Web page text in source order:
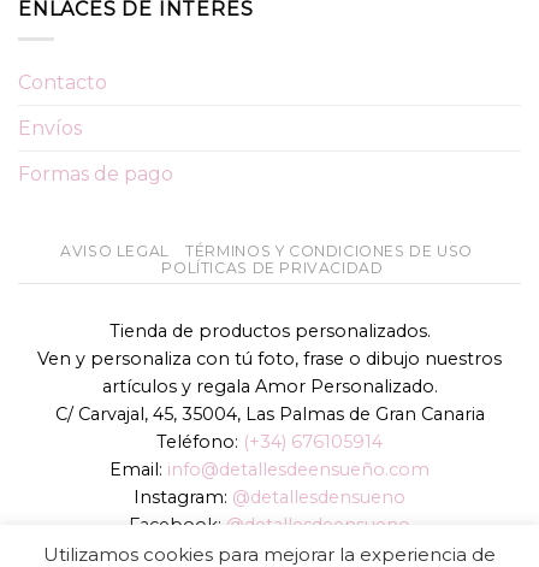
ENLACES DE INTERÉS
Contacto
Envíos
Formas de pago
AVISO LEGAL
TÉRMINOS Y CONDICIONES DE USO
POLÍTICAS DE PRIVACIDAD
Tienda de productos personalizados.
Ven y personaliza con tú foto, frase o dibujo nuestros
artículos y regala Amor Personalizado.
C/ Carvajal, 45, 35004, Las Palmas de Gran Canaria
Teléfono: (+34) 676105914
Email: info@detallesdeensueño.com
Instagram: @detallesdensueno
Facebook: @detallesdeensueno
TikTok: @detallesdensueno
Utilizamos cookies para mejorar la experiencia de